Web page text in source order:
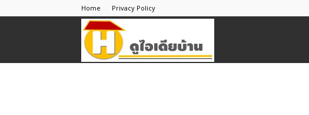
Home Privacy Policy